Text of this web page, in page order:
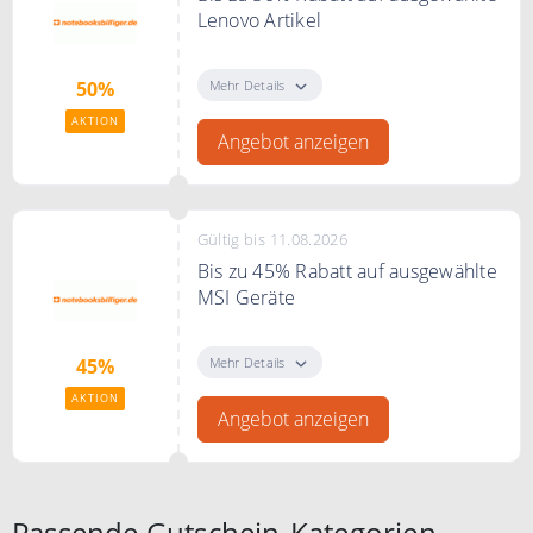
50%
AKTION
Lenovo Artikel
Lenovo Artikel
Mehr Details
Angebot anzeigen
45%
AKTION
Gültig bis 11.08.2026
Bis zu 45% Rabatt auf ausgewählte
MSI Geräte
ausgewählte MSI Laptops,
Mehr Details
Angebot anzeigen